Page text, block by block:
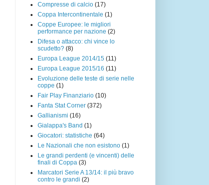
Compresse di calcio (17)
Coppa Intercontinentale (1)
Coppe Europee: le migliori
performance per nazione (2)
Difesa o attacco: chi vince lo
scudetto? (8)
Europa League 2014/15 (11)
Europa League 2015/16 (11)
Evoluzione delle teste di serie nelle
coppe (1)
Fair Play Finanziario (10)
Fanta Stat Corner (372)
Gallianismi (16)
Gialappa's Band (1)
Giocatori: statistiche (64)
Le Nazionali che non esistono (1)
Le grandi perdenti (e vincenti) delle
finali di Coppa (3)
Marcatori Serie A 13/14: il più bravo
contro le grandi (2)